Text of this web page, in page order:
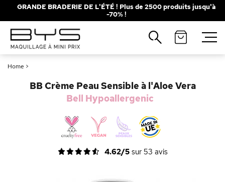
GRANDE BRADERIE DE L'ÉTÉ ! Plus de 2500 produits jusqu'à
-70% !
Home >
BB Crème Peau Sensible à l'Aloe Vera
Bell Hypoallergenic
4.62/5sur 53 avis
Fermer
Recherches populaires
Solaire
Blush
Rouge à Lèvres